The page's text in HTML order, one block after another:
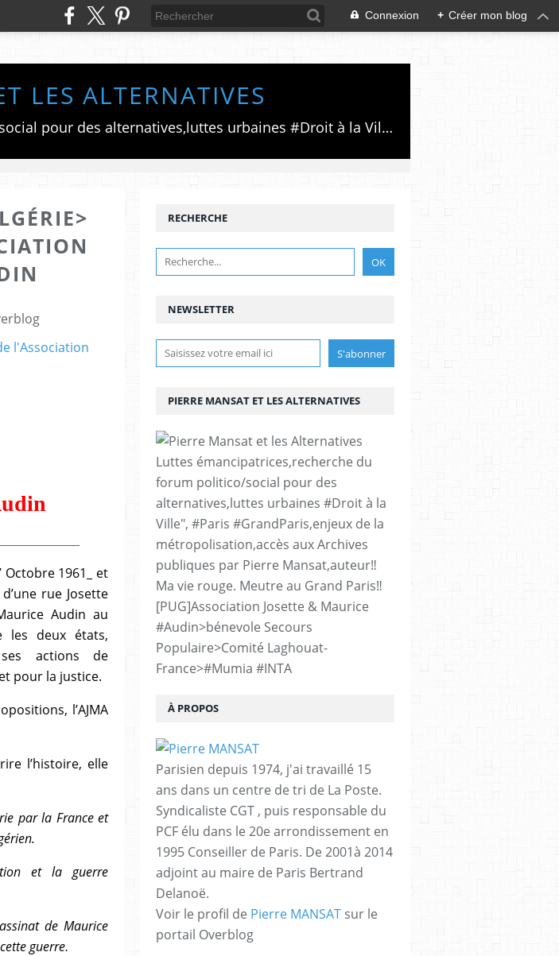
Connexion + Créer mon blog
LES ALTERNATIVES
Luttes émancipatrices,recherche du forum politico/social pour des alternatives,luttes urbaines #Droit à la Ville", #Paris #GrandParis,enjeux de la métropolisation,accès aux Archives publiques par Pierre Mansat,auteur‼️Ma vie rouge. Meutre au Grand Paris‼️[PUG]Association Josette & Maurice #Audin>bénevole Secours Populaire>Comité Laghouat-France>#Mumia #INTA
1961_ et
rue Josette
Audin au
les deux états,
actions de
pour la justice.
l’AJMA
l’histoire, elle
par la Franceet
et la guerre
de Maurice
guerre.
NEWSLETTER
RECHERCHE
PIERRE MANSAT ET LES ALTERNATIVES
Luttes émancipatrices,recherche du
forum politico/social pour des
alternatives,luttes urbaines #Droit à la
Ville", #Paris #GrandParis,enjeux de la
métropolisation,accès aux Archives
publiques par Pierre Mansat,auteur‼️
Ma vie rouge. Meutre au Grand Paris‼️
[PUG]Association Josette & Maurice
#Audin>bénevole Secours
Populaire>Comité Laghouat-
France>#Mumia #INTA
À PROPOS
Parisien depuis 1974, j'ai travaillé 15
ans dans un centre de tri de La Poste.
Syndicaliste CGT , puis responsable du
PCF élu dans le 20e arrondissement en
1995 Conseiller de Paris. De 2001à 2014
adjoint au maire de Paris Bertrand
Delanoë.
Voir le profil de Pierre MANSAT sur le
portail Overblog